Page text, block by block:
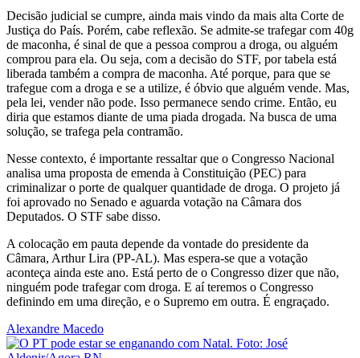
Decisão judicial se cumpre, ainda mais vindo da mais alta Corte de
Justiça do País. Porém, cabe reflexão. Se admite-se trafegar com 40g
de maconha, é sinal de que a pessoa comprou a droga, ou alguém
comprou para ela. Ou seja, com a decisão do STF, por tabela está
liberada também a compra de maconha. Até porque, para que se
trafegue com a droga e se a utilize, é óbvio que alguém vende. Mas,
pela lei, vender não pode. Isso permanece sendo crime. Então, eu
diria que estamos diante de uma piada drogada. Na busca de uma
solução, se trafega pela contramão.
Nesse contexto, é importante ressaltar que o Congresso Nacional
analisa uma proposta de emenda à Constituição (PEC) para
criminalizar o porte de qualquer quantidade de droga. O projeto já
foi aprovado no Senado e aguarda votação na Câmara dos
Deputados. O STF sabe disso.
A colocação em pauta depende da vontade do presidente da
Câmara, Arthur Lira (PP-AL). Mas espera-se que a votação
aconteça ainda este ano. Está perto de o Congresso dizer que não,
ninguém pode trafegar com droga. E aí teremos o Congresso
definindo em uma direção, e o Supremo em outra. É engraçado.
Alexandre Macedo